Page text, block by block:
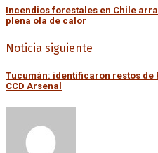
Incendios forestales en Chile
plena ola de calor
Noticia siguiente
Tucumán: identificaron restos de
CCD Arsenal